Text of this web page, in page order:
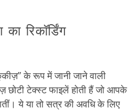
रिकॉर्डिंग
के रूप में जानी जाने वाली
टेक्स्ट फाइलें होती हैं जो आपके
ये या तो सत्र की अवधि के लिए